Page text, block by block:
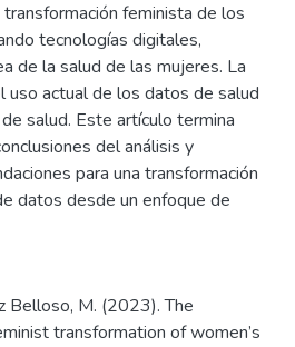
feminista de los
tecnologías digitales,
de la salud de las mujeres. La
uso actual de los datos de salud
salud. Este artículo termina
del análisis y
para una transformación
datos desde un enfoque de
Belloso, M. (2023). The
transformation of women’s